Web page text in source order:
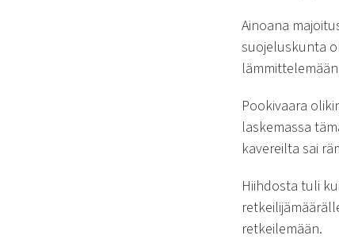
Ainoana
suojeluskunta
Pookivaara
laskemassa
kavereilta sai
Hiihdosta tuli
retkeilemään.